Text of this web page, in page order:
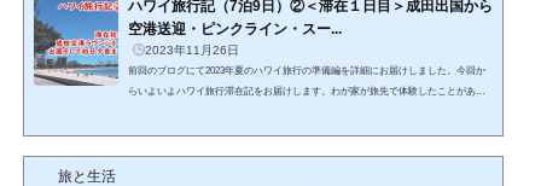
ハワイ旅行記（7泊9日）②＜滞在１日目＞成田出国から
空港送迎・ピンクライン・スー...
2023年11月26日
前回のブログにて2023年夏のハワイ旅行の準備編を詳細にお届けしました。今回か
らいよいよハワイ旅行滞在記をお届けします。わが家が旅先で体験したことがあな
旅と生活